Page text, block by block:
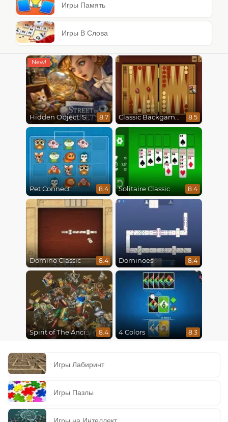
Игры Память
Игры В Слова
Hidden Object: Street Of Secrets 8.7 Classic Backgammon 8.5
Pet Connect 8.4 Solitaire Classic 8.4
Domino Classic 8.4 Dominoes 8.4
Spirit of The Ancient Forest 8.4 4 Colors 8.3
Игры Лабиринт
Игры Пазлы